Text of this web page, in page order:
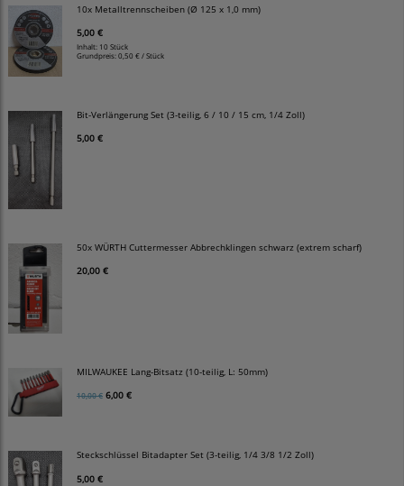
10x Metalltrennscheiben (Ø 125 x 1,0 mm)
5,00 €
Inhalt: 10 Stück
Grundpreis:0,50 € / Stück
Bit-Verlängerung Set (3-teilig, 6 / 10 / 15 cm, 1/4 Zoll)
5,00 €
50x WÜRTH Cuttermesser Abbrechklingen schwarz (extrem scharf)
20,00 €
MILWAUKEE Lang-Bitsatz (10-teilig, L: 50mm)
10,00 € 6,00 €
Steckschlüssel Bitadapter Set (3-teilig, 1/4 3/8 1/2 Zoll)
5,00 €